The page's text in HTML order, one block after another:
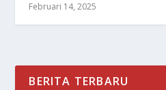
Februari 14, 2025
BERITA TERBARU